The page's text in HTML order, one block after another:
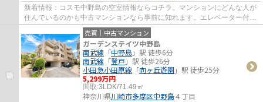
新着情報：コスモ中野島の空室情報ならコチラ。マンションにどんな人が
住んでいるのかも中古マンションなら事前に知れます。エレベーター付き
の物件なので、重い荷物を運ぶ時に便利で...
売買｜中古マンション
ガーデンステイツ中野島
南武線 「中野島」駅 徒歩6分
南武線 「登戸」駅 徒歩26分
小田急小田原線 「向ヶ丘遊園」駅 徒歩25分
5,299万円
間取:3LDK/71.49㎡
神奈川県川崎市多摩区中野島４丁目